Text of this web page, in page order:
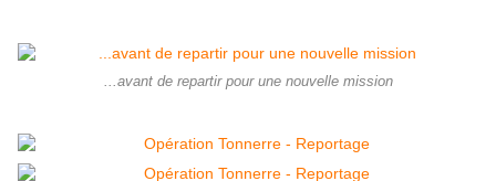
...avant de repartir pour une nouvelle mission